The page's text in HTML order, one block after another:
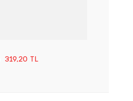
319,20 TL